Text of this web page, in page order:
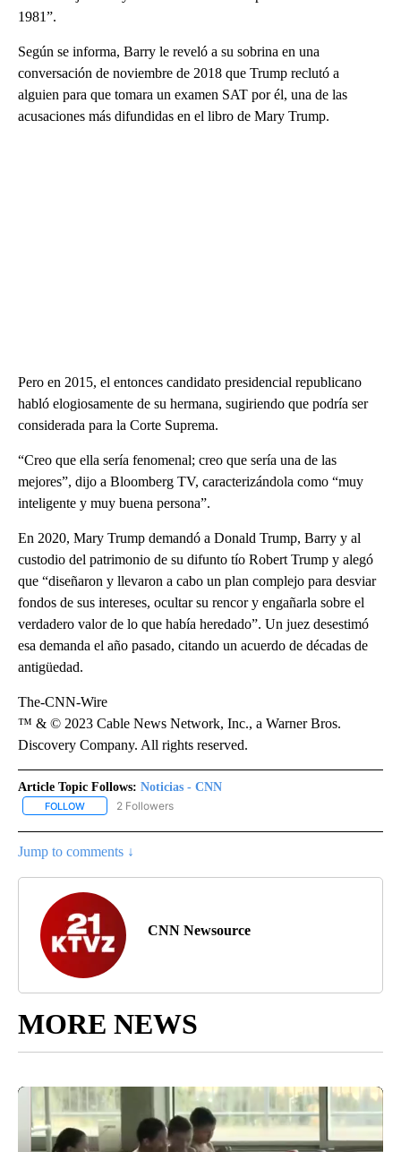
1981”.
Según se informa, Barry le reveló a su sobrina en una
conversación de noviembre de 2018 que Trump reclutó a
alguien para que tomara un examen SAT por él, una de las
acusaciones más difundidas en el libro de Mary Trump.
Pero en 2015, el entonces candidato presidencial republicano
habló elogiosamente de su hermana, sugiriendo que podría ser
considerada para la Corte Suprema.
“Creo que ella sería fenomenal; creo que sería una de las
mejores”, dijo a Bloomberg TV, caracterizándola como “muy
inteligente y muy buena persona”.
En 2020, Mary Trump demandó a Donald Trump, Barry y al
custodio del patrimonio de su difunto tío Robert Trump y alegó
que “diseñaron y llevaron a cabo un plan complejo para desviar
fondos de sus intereses, ocultar su rencor y engañarla sobre el
verdadero valor de lo que había heredado”. Un juez desestimó
esa demanda el año pasado, citando un acuerdo de décadas de
antigüedad.
The-CNN-Wire
™ & © 2023 Cable News Network, Inc., a Warner Bros.
Discovery Company. All rights reserved.
Article Topic Follows: Noticias - CNN
FOLLOW FOLLOW "NOTICIAS - CNN" TO RECEIVE NOTIFICATIONS ABOUT
2 Followers
Jump to comments ↓
CNN Newsource
MORE NEWS